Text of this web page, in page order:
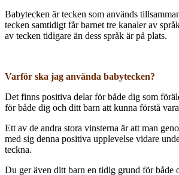
Babytecken är tecken som används
tecken samtidigt får barnet tre kanaler av
av tecken tidigare än dess språk är på plats.
Varför ska jag använda babytecken?
Det finns positiva delar för både dig som
för både dig och ditt barn att kunna förstå
Ett av de andra stora vinsterna är att man
med sig denna positiva upplevelse vidare
teckna.
Du ger även ditt barn en tidig grund för både